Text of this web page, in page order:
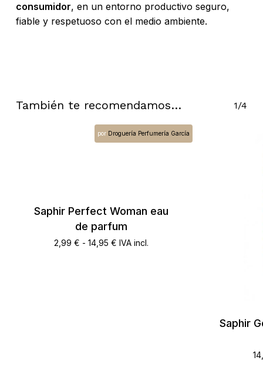
consumidor, en un entorno productivo seguro,
fiable y respetuoso con el medio ambiente.
También te recomendamos… 1/4
Saphir Perfect Woman eau
de parfum
2,99 € - 14,95 €Rango
IVA incl.
por Droguería Perfumería García
Saphir